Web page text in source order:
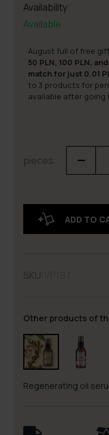
Availability
Available
August full of free
50 PLN, 100 PLN,
match for just 0.01
to 3 products for
available after going
pieces:
ADD TO
SKU:
Other products of
Regenerating oil